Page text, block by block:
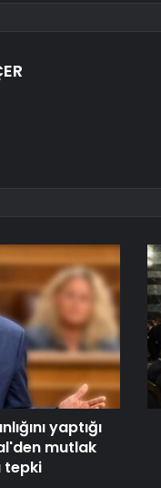
yaptığı
mutlak
tepki